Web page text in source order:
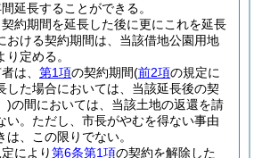
延長することができる。
約期間を延長した後に更にこれを延長
おける契約期間は、当該借地公園用地
定める。
は、 第1項の契約期間(前2項の規定に
した場合においては、当該延長後の契
)の間においては、当該土地の返還を請
。 ただし、市長がやむを得ない事由
、この限りでない。
により第6条第1項の契約を解除した